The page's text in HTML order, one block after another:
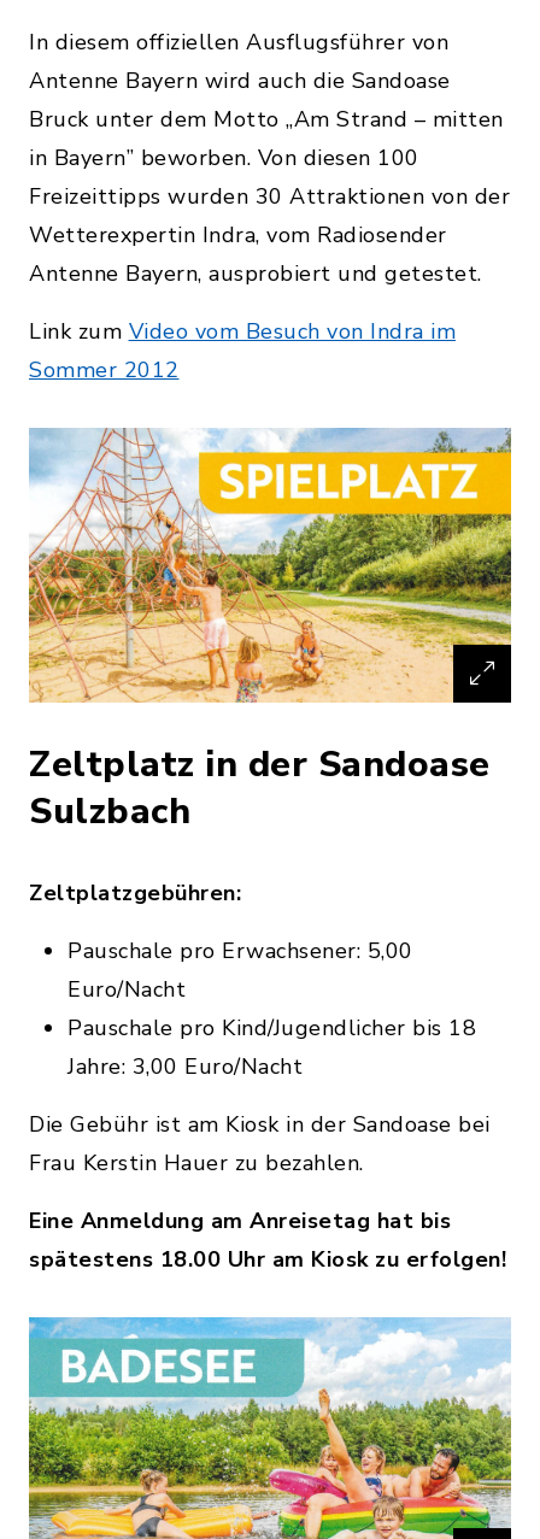
In diesem offiziellen Ausflugsführer von
Antenne Bayern wird auch die Sandoase
Bruck unter dem Motto „Am Strand – mitten
in Bayern” beworben. Von diesen 100
Freizeittipps wurden 30 Attraktionen von der
Wetterexpertin Indra, vom Radiosender
Antenne Bayern, ausprobiert und getestet.
Link zum Video vom Besuch von Indra im
Sommer 2012
Zeltplatz in der Sandoase
Sulzbach
Zeltplatzgebühren:
Pauschale pro Erwachsener: 5,00
Euro/Nacht
Pauschale pro Kind/Jugendlicher bis 18
Jahre: 3,00 Euro/Nacht
Die Gebühr ist am Kiosk in der Sandoase bei
Frau Kerstin Hauer zu bezahlen.
Eine Anmeldung am Anreisetag hat bis
spätestens 18.00 Uhr am Kiosk zu erfolgen!